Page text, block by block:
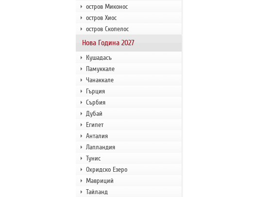
остров Миконос
остров Хиос
остров Скопелос
Нова Година 2027
Кушадасъ
Памуккале
Чанаккале
Гърция
Сърбия
Дубай
Египет
Анталия
Лапландия
Тунис
Охридско Езеро
Мавриций
Тайланд